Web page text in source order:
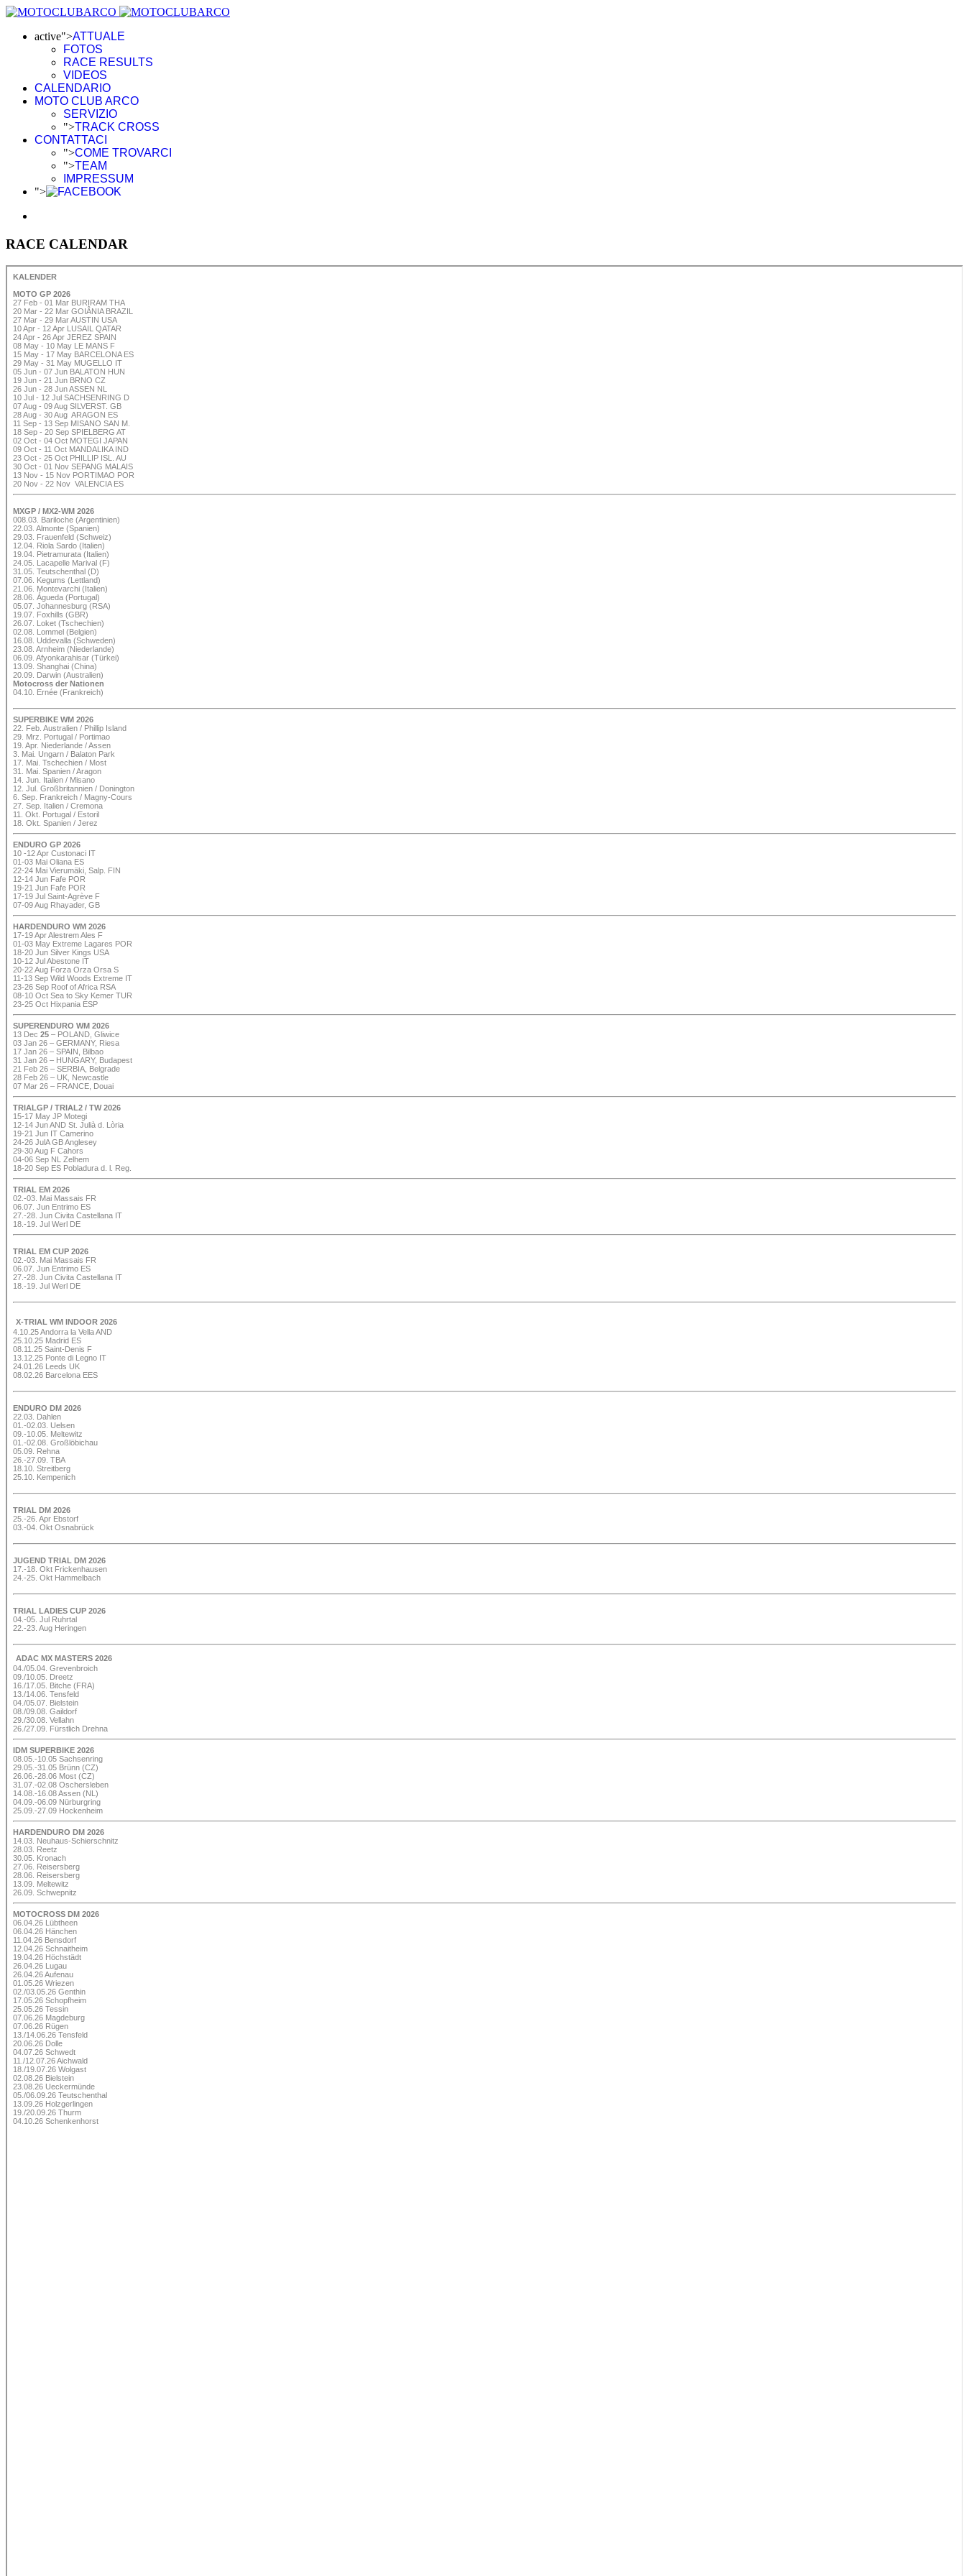
active">ATTUALE
FOTOS
RACE RESULTS
VIDEOS
CALENDARIO
MOTO CLUB ARCO
SERVIZIO
">TRACK CROSS
CONTATTACI
">COME TROVARCI
">TEAM
IMPRESSUM
">
RACE CALENDAR